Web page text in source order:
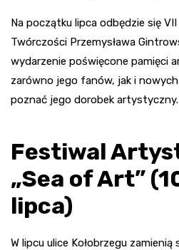
Na początku lipca odbędzie się
Twórczości Przemysława
wydarzenie poświęcone pamięci
zarówno jego fanów, jak i
poznać jego dorobek artystyczny.
Festiwal
„Sea of Art”
lipca)
W lipcu ulice Kołobrzegu